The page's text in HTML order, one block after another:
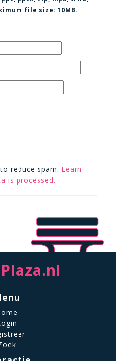
file size: 10MB.
reduce spam. Learn
is processed.